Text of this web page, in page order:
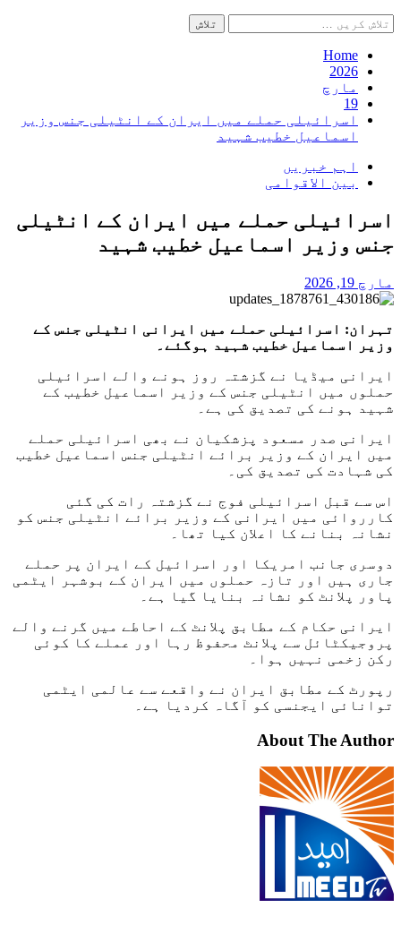
تلاش
کریں
برائے:Home
2026
مارچ
19
اسرائیلی حملے میں ایران کے انٹیلی جنس وزیر
اسماعیل خطیب شہید
اہم خبریں
بین الاقوامی
اسرائیلی حملے میں ایران کے انٹیلی
جنس وزیر اسماعیل خطیب شہید
مارچ 19, 2026
تہران: اسرائیلی حملے میں ایرانی انٹیلی جنس کے
وزیر اسماعیل خطیب شہید ہوگئے۔
ایرانی میڈیا نے گزشتہ روز ہونے والے اسرائیلی
حملوں میں انٹیلی جنس کے وزیر اسماعیل خطیب کے
شہید ہونے کی تصدیق کی ہے۔
ایرانی صدر مسعود پزشکیان نے بھی اسرائیلی حملے
میں ایران کے وزیر برائے انٹیلی جنس اسماعیل خطیب
کی شہادت کی تصدیق کی۔
اس سے قبل اسرائیلی فوج نے گزشتہ رات کی گئی
کارروائی میں ایرانی کے وزیر برائے انٹیلی جنس کو
نشانہ بنانے کا اعلان کیا تھا۔
دوسری جانب امریکا اور اسرائیل کے ایران پر حملے
جاری ہیں اور تازہ حملوں میں ایران کے بوشہر ایٹمی
پاور پلانٹ کو نشانہ بنایا گیا ہے۔
ایرانی حکام کے مطابق پلانٹ کے احاطے میں گرنے والے
پروجیکٹائل سے پلانٹ محفوظ رہا اور عملے کا کوئی
رکن زخمی نہیں ہوا۔
رپورٹ کے مطابق ایران نے واقعے سے عالمی ایٹمی
توانائی ایجنسی کو آگاہ کردیا ہے۔
About The Author